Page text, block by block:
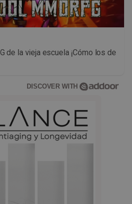
de la vieja escuela ¡Cómo los de
DISCOVER WITH